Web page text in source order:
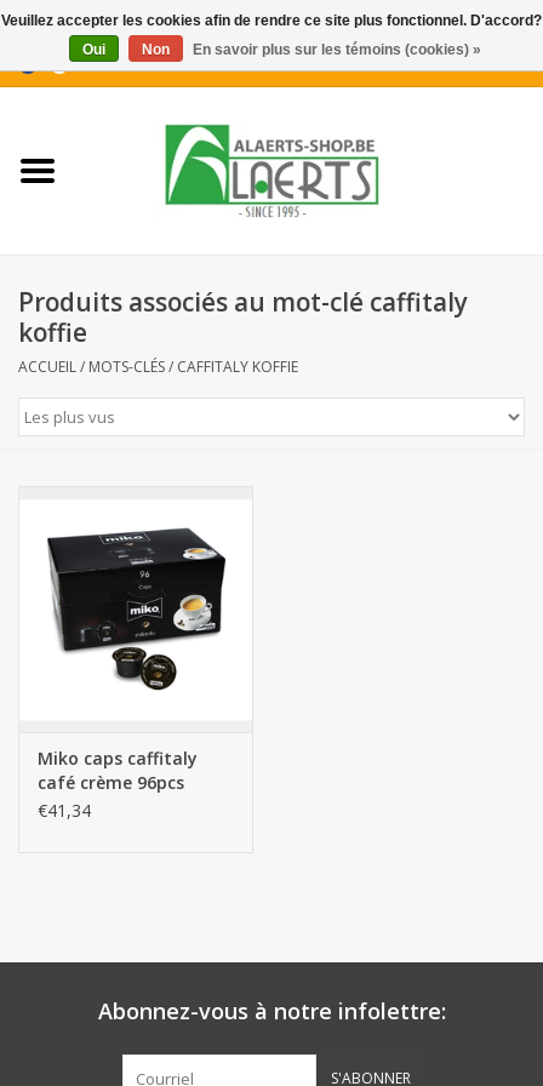
0 Articles - €0,00
Nouveautés
Biscuits pour le café
Biscuits apéritifs / Snacks salés
Botanicals
Bonbons pour la bonbonnière
Produits d'hygiène
Matériel d'emballage
Fournitures de bureau
Produits associés au mot-clé caffitaly
koffie
ACCUEIL/ MOTS-CLÉS/ CAFFITALY KOFFIE
Miko caps caffitaly
café crème 96pcs
€41,34
Abonnez-vous à notre infolettre:
S'ABONNER
Veuillez accepter les cookies afin de rendre ce site plus fonctionnel. D'accord?
Oui
Non En savoir plus sur les témoins (cookies) »